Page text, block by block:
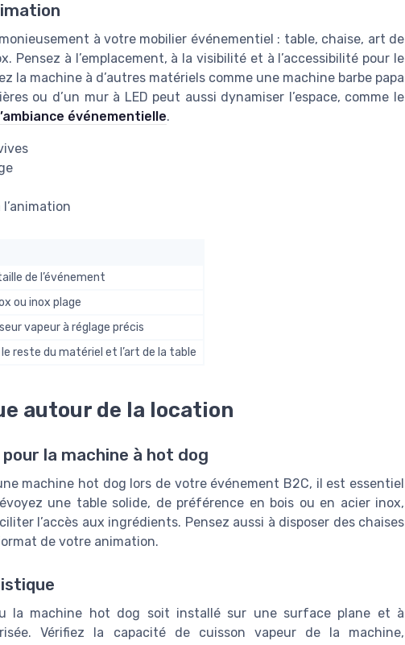
à votre mobilier événementiel : table, chaise, art de
Pensez à l’emplacement, à la visibilité et à l’accessibilité pour le
la machine à d’autres matériels comme une machine barbe papa
ou d’un mur à LED peut aussi dynamiser l’espace, comme le
événementielle.
de l’événement
ou inox plage
vapeur à réglage précis
reste du matériel et l’art de la table
autour de la location
la machine à hot dog
machine hot dog lors de votre événement B2C, il est essentiel
une table solide, de préférence en bois ou en acier inox,
l’accès aux ingrédients. Pensez aussi à disposer des chaises
de votre animation.
la machine hot dog soit installé sur une surface plane et à
Vérifiez la capacité de cuisson vapeur de la machine,